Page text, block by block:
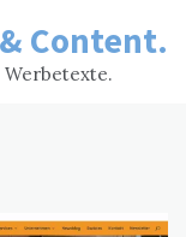
Content.
Werbetexte.